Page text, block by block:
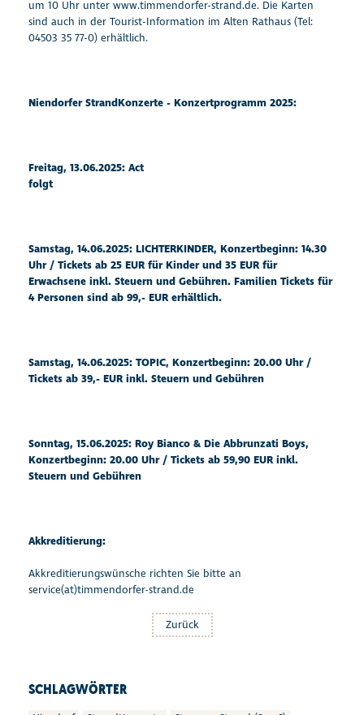
SCHLAGWÖRTER
um 10 Uhr unter www.timmendorfer-strand.de. Die Karten
sind auch in der Tourist-Information im Alten Rathaus (Tel:
04503 35 77-0) erhältlich.
Niendorfer StrandKonzerte - Konzertprogramm 2025:
Freitag, 13.06.2025: Act
folgt
Samstag, 14.06.2025: LICHTERKINDER, Konzertbeginn: 14.30
Uhr / Tickets ab 25 EUR für Kinder und 35 EUR für
Erwachsene inkl. Steuern und Gebühren. Familien Tickets für
4 Personen sind ab 99,- EUR erhältlich.
Samstag, 14.06.2025: TOPIC, Konzertbeginn: 20.00 Uhr /
Tickets ab 39,- EUR inkl. Steuern und Gebühren
Sonntag, 15.06.2025: Roy Bianco & Die Abbrunzati Boys,
Konzertbeginn: 20.00 Uhr / Tickets ab 59,90 EUR inkl.
Steuern und Gebühren
Akkreditierung:
Akkreditierungswünsche richten Sie bitte an
service(at)timmendorfer-strand.de
Zurück